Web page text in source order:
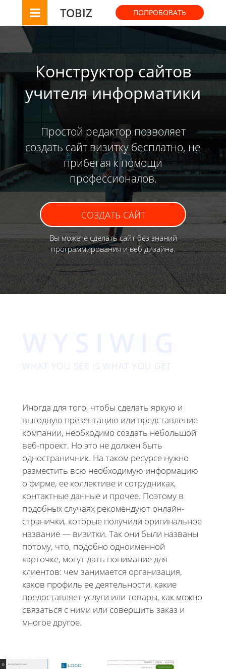
TOBIZ ПОПРОБОВАТЬ
Конструктор сайтов
учителя информатики
Простой редактор позволяет
создать сайт визитку бесплатно, не
прибегая к помощи
профессионалов.
СОЗДАТЬ САЙТ
Вы можете сделать сайт без знаний
программирования и веб дизайна.
WHAT YOU SEE IS WHAT YOU GET
Иногда для того, чтобы сделать яркую и
выгодную презентацию или представление
компании, необходимо создать небольшой
веб-проект. Но это не должен быть
одностраничник. На таком ресурсе нужно
разместить всю необходимую информацию
о фирме, ее коллективе и сотрудниках,
контактные данные и прочее. Поэтому в
подобных случаях рекомендуют онлайн-
странички, которые получили оригинальное
название — визитки. Так они были названы
потому, что, подобно одноименной
карточке, могут дать понимание для
клиентов: чем занимается организация,
каков профиль ее деятельности, какие
предоставляет услуги или товары, как можно
связаться с ними или совершить заказ и
многое другое.